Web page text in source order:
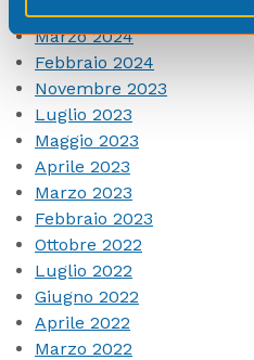
Novembre 2024
Marzo 2024
Febbraio 2024
Novembre 2023
Luglio 2023
Maggio 2023
Aprile 2023
Marzo 2023
Febbraio 2023
Ottobre 2022
Luglio 2022
Giugno 2022
Aprile 2022
Marzo 2022